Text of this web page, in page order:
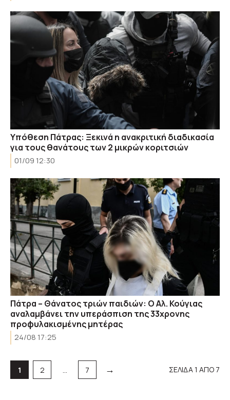
Υπόθεση Πάτρας: Ξεκινά η ανακριτική διαδικασία
για τους θανάτους των 2 μικρών κοριτσιών
01/09 12:30
Πάτρα – Θάνατος τριών παιδιών: Ο Αλ. Κούγιας
αναλαμβάνει την υπεράσπιση της 33χρονης
προφυλακισμένης μητέρας
24/08 17:25
Σελίδα
1 Σελίδα
2 … Σελίδα
7 → ΣΕΛΙΔΑ 1 ΑΠΟ 7